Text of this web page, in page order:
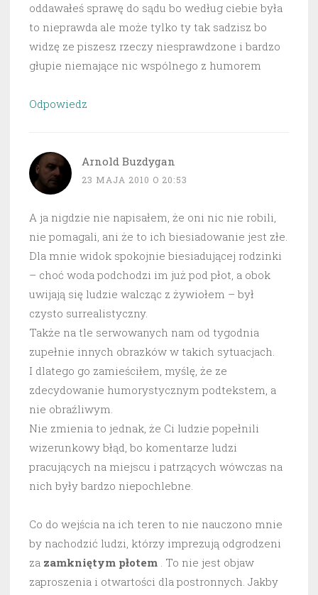
oddawałeś sprawę do sądu bo według ciebie była
to nieprawda ale może tylko ty tak sadzisz bo
widzę ze piszesz rzeczy niesprawdzone i bardzo
głupie niemające nic wspólnego z humorem
Odpowiedz
Arnold Buzdygan
23 MAJA 2010 O 20:53
A ja nigdzie nie napisałem, że oni nic nie robili,
nie pomagali, ani że to ich biesiadowanie jest złe.
Dla mnie widok spokojnie biesiadującej rodzinki
– choć woda podchodzi im już pod płot, a obok
uwijają się ludzie walcząc z żywiołem – był
czysto surrealistyczny.
Także na tle serwowanych nam od tygodnia
zupełnie innych obrazków w takich sytuacjach.
I dlatego go zamieściłem, myślę, że ze
zdecydowanie humorystycznym podtekstem, a
nie obraźliwym.
Nie zmienia to jednak, że Ci ludzie popełnili
wizerunkowy błąd, bo komentarze ludzi
pracujących na miejscu i patrzących wówczas na
nich były bardzo niepochlebne.
Co do wejścia na ich teren to nie nauczono mnie
by nachodzić ludzi, którzy imprezują odgrodzeni
za zamkniętym płotem . To nie jest objaw
zaproszenia i otwartości dla postronnych. Jakby